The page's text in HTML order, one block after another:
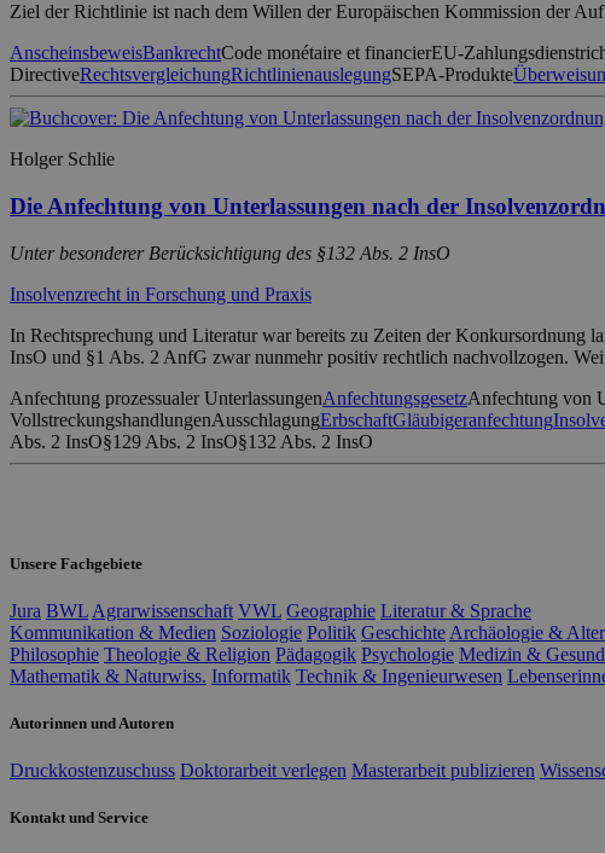
Ziel der Richtlinie ist nach dem Willen der Europäischen Kommission der
AnscheinsbeweisBankrechtCode monétaire et financierEU-
DirectiveRechtsvergleichungRichtlinienauslegungSEPA-Produkte
Holger Schlie
Die Anfechtung von Unterlassungen nach der
Unter besonderer Berücksichtigung des §132 Abs. 2 InsO
Insolvenzrecht in Forschung und Praxis
In Rechtsprechung und Literatur war bereits zu Zeiten der Konkursordnung
InsO und §1 Abs. 2 AnfG zwar nunmehr positiv rechtlich nachvollzogen.
Anfechtung prozessualer UnterlassungenAnfechtungsgesetzAnfechtung von
VollstreckungshandlungenAusschlagungErbschaftGläubigeranfechtung
Abs. 2 InsO§129 Abs. 2 InsO§132 Abs. 2 InsO
Unsere Fachgebiete
Jura BWL Agrarwissenschaft VWL Geographie Literatur & Sprache
Kommunikation & Medien Soziologie Politik Geschichte Archäologie &
Philosophie Theologie & Religion Pädagogik Psychologie Medizin &
Mathematik & Naturwiss. Informatik Technik & Ingenieurwesen
Autorinnen und Autoren
Druckkostenzuschuss Doktorarbeit verlegen Masterarbeit publizieren
Kontakt und Service